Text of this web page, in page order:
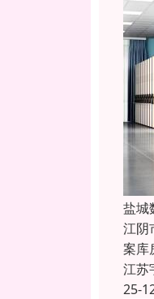
盐城
江阴
案库
江苏
25-